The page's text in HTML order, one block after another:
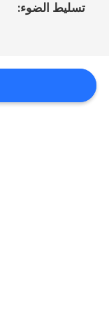
خريطة
تسليط الضوء: